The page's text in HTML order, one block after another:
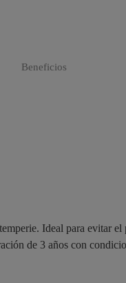
Beneficios
Ideal para evitar
de 3 años con